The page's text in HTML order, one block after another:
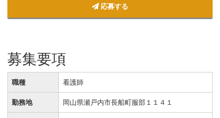
応募する
募集要項
職種 看護師
勤務地 岡山県瀬戸内市長船町服部１１４１